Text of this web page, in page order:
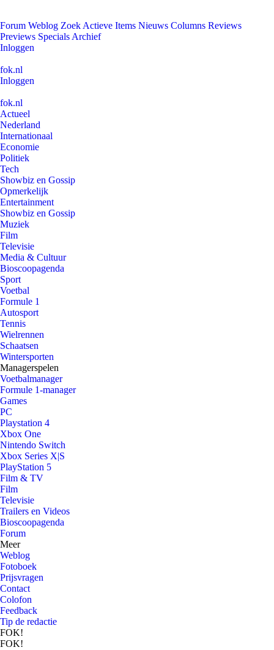
Forum Weblog Zoek Actieve Items Nieuws Columns Reviews
Previews Specials Archief
Inloggen
fok.nl
Inloggen
fok.nl
Actueel
Nederland
Internationaal
Economie
Politiek
Tech
Showbiz en Gossip
Opmerkelijk
Entertainment
Showbiz en Gossip
Muziek
Film
Televisie
Media & Cultuur
Bioscoopagenda
Sport
Voetbal
Formule 1
Autosport
Tennis
Wielrennen
Schaatsen
Wintersporten
Managerspelen
Voetbalmanager
Formule 1-manager
Games
PC
Playstation 4
Xbox One
Nintendo Switch
Xbox Series X|S
PlayStation 5
Film & TV
Film
Televisie
Trailers en Videos
Bioscoopagenda
Forum
Meer
Weblog
Fotoboek
Prijsvragen
Contact
Colofon
Feedback
Tip de redactie
FOK!
FOK!